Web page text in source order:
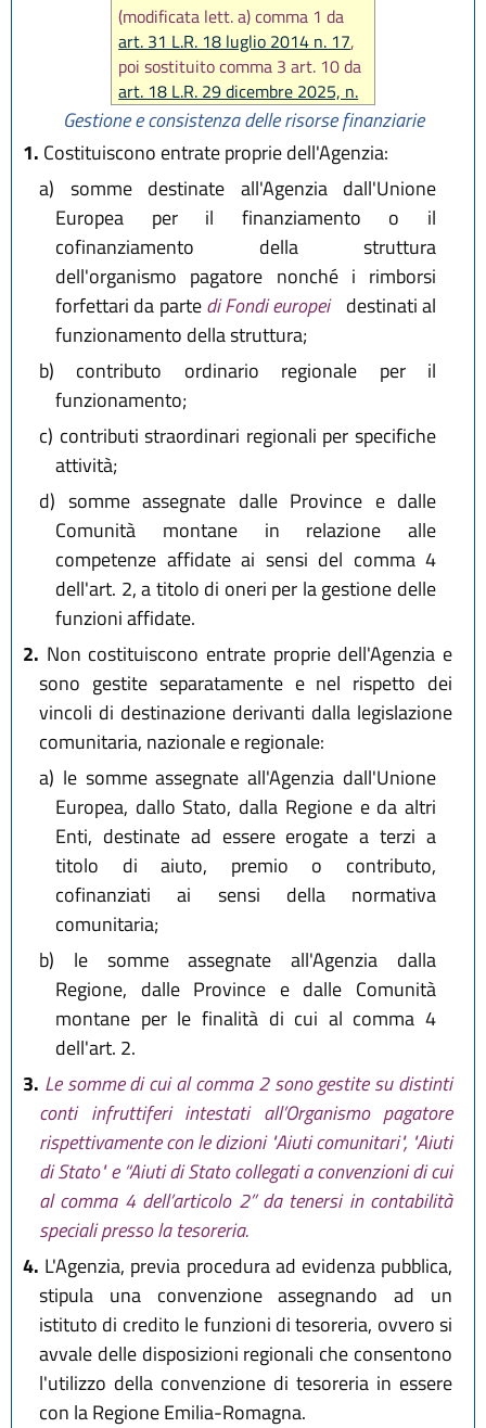
(modificata lett. a) comma 1 da
art. 31 L.R. 18 luglio 2014 n. 17,
poi sostituito comma 3 art. 10 da
art. 18 L.R. 29 dicembre 2025, n.
11)
Gestione e consistenza delle risorse finanziarie
1. Costituiscono entrate proprie dell'Agenzia:
a) somme destinate all'Agenzia dall'Unione
Europea per il finanziamento o il
cofinanziamento della struttura
dell'organismo pagatore nonché i rimborsi
forfettari da partedi Fondi europei destinati al
funzionamento della struttura;
b) contributo ordinario regionale per il
funzionamento;
c) contributi straordinari regionali per specifiche
attività;
d) somme assegnate dalle Province e dalle
Comunità montane in relazione alle
competenze affidate ai sensi del comma 4
dell'art. 2, a titolo di oneri per la gestione delle
funzioni affidate.
2. Non costituiscono entrate proprie dell'Agenzia e
sono gestite separatamente e nel rispetto dei
vincoli di destinazione derivanti dalla legislazione
comunitaria, nazionale e regionale:
a) le somme assegnate all'Agenzia dall'Unione
Europea, dallo Stato, dalla Regione e da altri
Enti, destinate ad essere erogate a terzi a
titolo di aiuto, premio o contributo,
cofinanziati ai sensi della normativa
comunitaria;
b) le somme assegnate all'Agenzia dalla
Regione, dalle Province e dalle Comunità
montane per le finalità di cui al comma 4
dell'art. 2.
3. Le somme di cui al comma 2 sono gestite su distinti
conti infruttiferi intestati all’Organismo pagatore
rispettivamente con le dizioni "Aiuti comunitari", "Aiuti
di Stato" e “Aiuti di Stato collegati a convenzioni di cui
al comma 4 dell’articolo 2” da tenersi in contabilità
speciali presso la tesoreria.
4. L'Agenzia, previa procedura ad evidenza pubblica,
stipula una convenzione assegnando ad un
istituto di credito le funzioni di tesoreria, ovvero si
avvale delle disposizioni regionali che consentono
l'utilizzo della convenzione di tesoreria in essere
con la Regione Emilia-Romagna.